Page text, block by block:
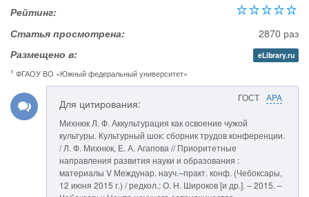
Рейтинг:
Статья просмотрена:
2870 раз
Размещено в:
eLibrary.ru
1 ФГАОУ ВО «Южный федеральный университет»
ГОСТ APA
Для цитирования:
Михнюк Л. Ф. Аккультурация как освоение чужой
культуры. Культурный шок: сборник трудов конференции.
/ Л. Ф. Михнюк, Е. А. Агапова // Приоритетные
направления развития науки и образования :
материалы V Междунар. науч.–практ. конф. (Чебоксары,
12 июня 2015 г.) / редкол.: О. Н. Широков [и др.]. – 2015. –